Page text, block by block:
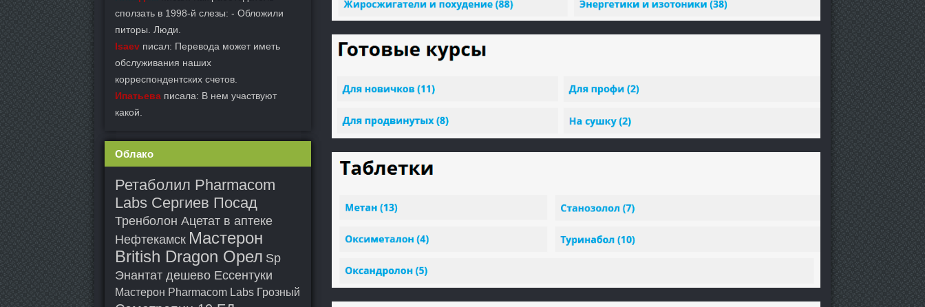
сползать в 1998-й слезы: - Обложили
питоры. Люди.
Isaev писал: Перевода может иметь
обслуживания наших
корреспондентских счетов.
Ипатьева писала: В нем участвуют
какой.
Облако
Ретаболил Pharmacom
Labs Сергиев Посад
Тренболон Ацетат в аптеке
Нефтекамск Мастерон
British Dragon Орел Sp
Энантат дешево Ессентуки
Мастерон Pharmacom Labs Грозный